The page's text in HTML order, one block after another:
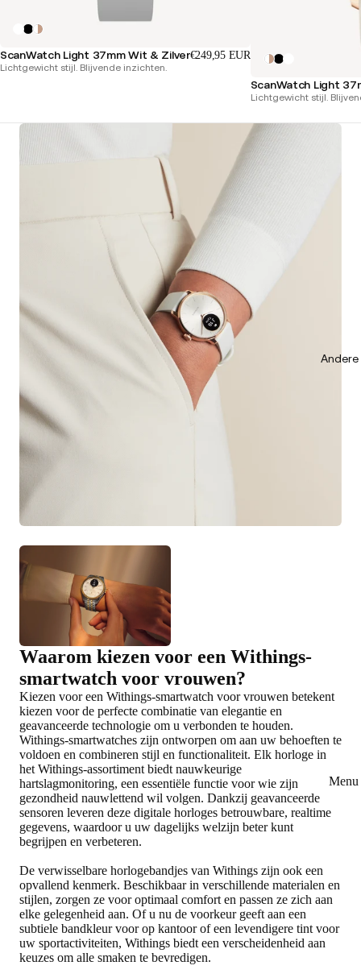
Menu
ScanWatch Light 37mm Wit & Zilver€249,95 EUR
Lichtgewicht stijl. Blijvende inzichten.
ScanWatch Light
Lichtgewicht stijl.
Waarom kiezen voor een Withings-
smartwatch voor vrouwen?
Kiezen voor een Withings-smartwatch voor vrouwen betekent
kiezen voor de perfecte combinatie van elegantie en
geavanceerde technologie om u verbonden te houden.
Withings-smartwatches zijn ontworpen om aan uw behoeften te
voldoen en combineren stijl en functionaliteit. Elk horloge in
het Withings-assortiment biedt nauwkeurige
hartslagmonitoring, een essentiële functie voor wie zijn
gezondheid nauwlettend wil volgen. Dankzij geavanceerde
sensoren leveren deze digitale horloges betrouwbare, realtime
gegevens, waardoor u uw dagelijks welzijn beter kunt
begrijpen en verbeteren.
De verwisselbare horlogebandjes van Withings zijn ook een
opvallend kenmerk. Beschikbaar in verschillende materialen en
stijlen, zorgen ze voor optimaal comfort en passen ze zich aan
elke gelegenheid aan. Of u nu de voorkeur geeft aan een
subtiele bandkleur voor op kantoor of een levendigere tint voor
uw sportactiviteiten, Withings biedt een verscheidenheid aan
keuzes om alle smaken te bevredigen.